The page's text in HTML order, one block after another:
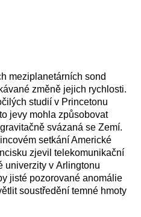
meziplanetárních sond
změně jejich rychlosti.
studií v Princetonu
jevy mohla způsobovat
svázaná se Zemí.
setkání Americké
zjevil telekomunikační
univerzity v Arlingtonu
jisté pozorované anomálie
soustředění temné hmoty